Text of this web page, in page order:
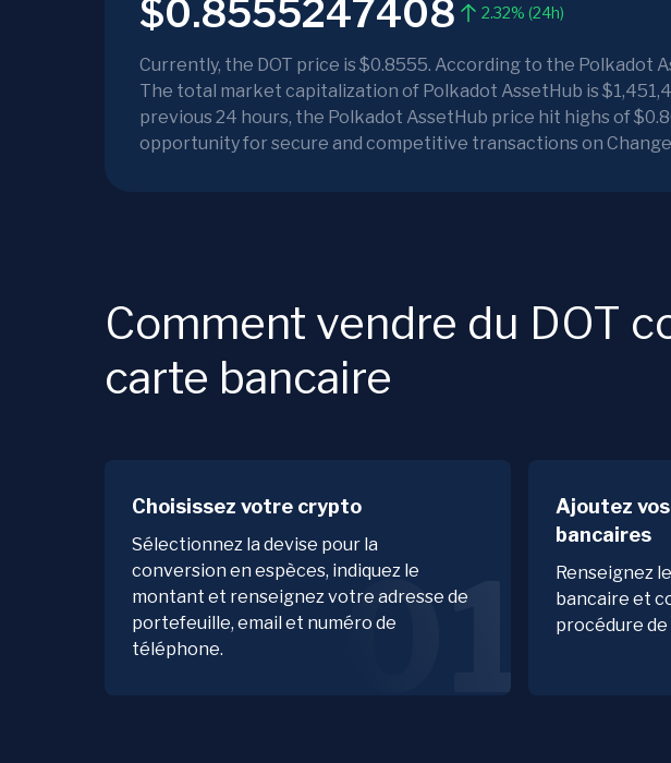
$0.8555247408 2.32% (24h)
Currently, the DOT price is $0.8555. According to the Polkadot
The total market capitalization of Polkadot AssetHub is
previous 24 hours, the Polkadot AssetHub price hit highs of
opportunity for secure and competitive transactions on
Comment vendre du DOT
carte bancaire
Choisissez votre crypto
Sélectionnez la devise pour la
conversion en espèces, indiquez le
montant et renseignez votre adresse de
portefeuille, email et numéro de
téléphone.
01
Ajoutez
bancaires
Renseignez
bancaire et
procédure